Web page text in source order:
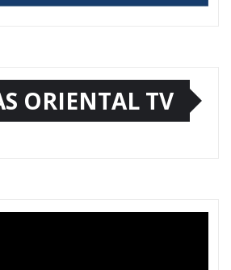
ORIENTAL TV